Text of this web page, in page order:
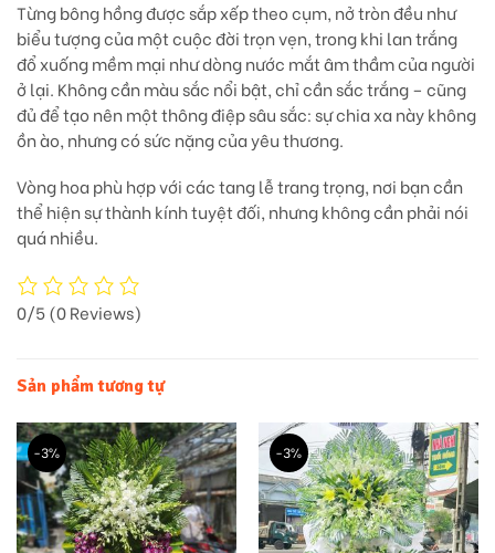
Từng bông hồng được sắp xếp theo cụm, nở tròn đều như
biểu tượng của một cuộc đời trọn vẹn, trong khi lan trắng
đổ xuống mềm mại nhưdòng nước mắt âm thầm của người
ở lại. Không cần màu sắc nổi bật, chỉ cần sắc trắng – cũng
đủ để tạo nên một thông điệp sâu sắc:sự chia xa này không
ồn ào, nhưng có sức nặng của yêu thương.
Vòng hoa phù hợp với các tang lễ trang trọng, nơi bạn cần
thể hiện sự thành kính tuyệt đối, nhưng không cần phải nói
quá nhiều.
0/5(0 Reviews)
Sản phẩm tương tự
-3% -3%